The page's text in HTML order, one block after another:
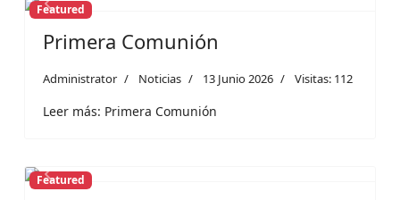
Previous
Featured
Primera Comunión
Administrator Noticias 13 Junio 2026 Visitas: 112
Leer más: Primera Comunión
Previous
Featured